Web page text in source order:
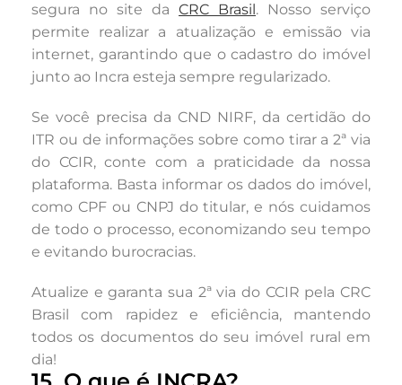
segura no site da CRC Brasil. Nosso serviço
permite realizar a atualização e emissão via
internet, garantindo que o cadastro do imóvel
junto ao Incra esteja sempre regularizado.
Se você precisa da CND NIRF, da certidão do
ITR ou de informações sobre como tirar a 2ª via
do CCIR, conte com a praticidade da nossa
plataforma. Basta informar os dados do imóvel,
como CPF ou CNPJ do titular, e nós cuidamos
de todo o processo, economizando seu tempo
e evitando burocracias.
Atualize e garanta sua 2ª via do CCIR pela CRC
Brasil com rapidez e eficiência, mantendo
todos os documentos do seu imóvel rural em
dia!